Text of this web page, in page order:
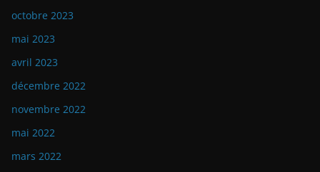
octobre 2023
mai 2023
avril 2023
décembre 2022
novembre 2022
mai 2022
mars 2022